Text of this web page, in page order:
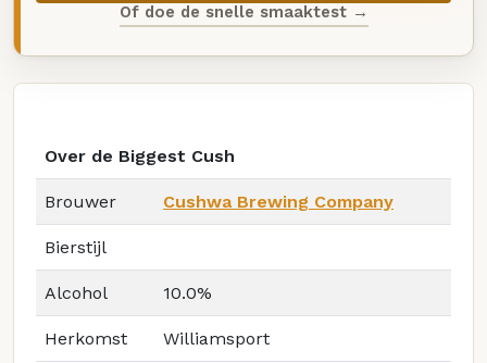
Of doe de snelle smaaktest →
Over de Biggest Cush
Brouwer Cushwa Brewing Company
Bierstijl
Alcohol 10.0%
Herkomst Williamsport